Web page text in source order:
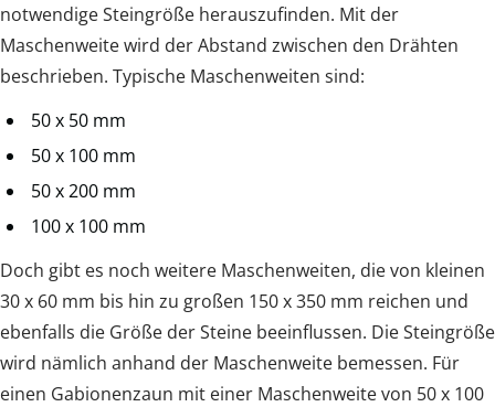
notwendige Steingröße herauszufinden. Mit der
Maschenweite wird der Abstand zwischen den Drähten
beschrieben. Typische Maschenweiten sind:
50 x 50 mm
50 x 100 mm
50 x 200 mm
100 x 100 mm
Doch gibt es noch weitere Maschenweiten, die von kleinen
30 x 60 mm bis hin zu großen 150 x 350 mm reichen und
ebenfalls die Größe der Steine beeinflussen. Die Steingröße
wird nämlich anhand der Maschenweite bemessen. Für
einen Gabionenzaun mit einer Maschenweite von 50 x 100